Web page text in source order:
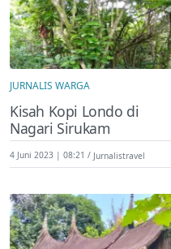
JURNALIS WARGA
Kisah Kopi Londo di
Nagari Sirukam
4 Juni 2023 | 08:21 Jurnalistravel